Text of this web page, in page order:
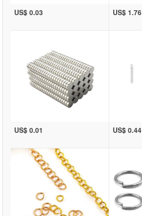
US$ 0.03 US$ 1.76
US$ 0.01 US$ 0.44